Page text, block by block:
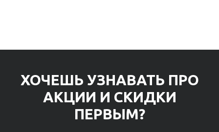
ХОЧЕШЬ УЗНАВАТЬ ПРО
АКЦИИ И СКИДКИ
ПЕРВЫМ?